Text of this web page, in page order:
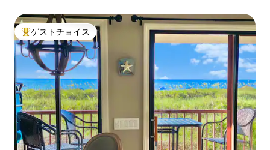
大好評のゲストチョイスです。
ゲストチョイス